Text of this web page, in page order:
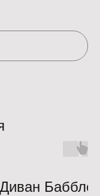
Диван Бабблс